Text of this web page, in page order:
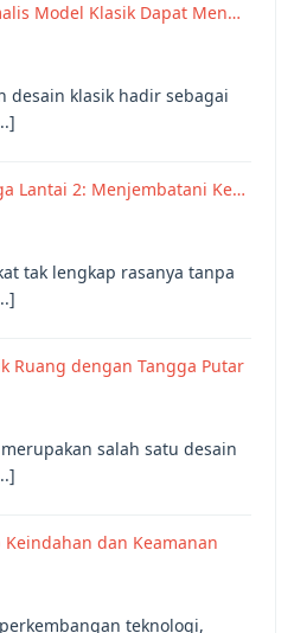
Model Klasik Dapat Men…
desain klasik hadir sebagai
Lantai 2: Menjembatani Ke…
tak lengkap rasanya tanpa
Ruang dengan Tangga Putar
salah satu desain
dan Keamanan
teknologi,